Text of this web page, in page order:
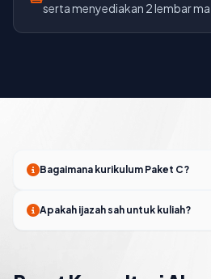
serta menyediakan 2 lembar
Bagaimana kurikulum Paket C?
Apakah ijazah sah untuk kuliah?